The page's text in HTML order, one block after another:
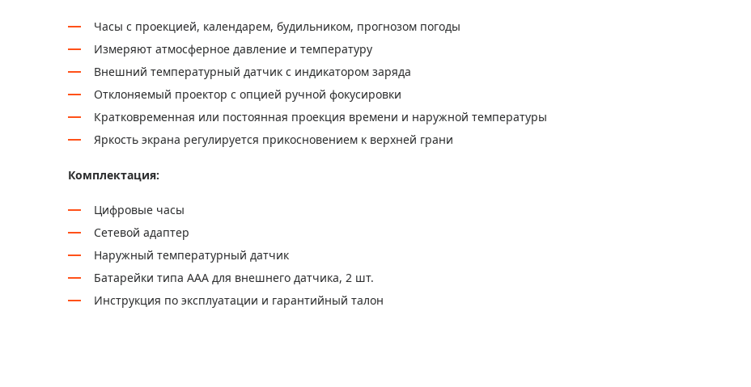
Часы с проекцией, календарем, будильником, прогнозом погоды
Измеряют атмосферное давление и температуру
Внешний температурный датчик с индикатором заряда
Отклоняемый проектор с опцией ручной фокусировки
Кратковременная или постоянная проекция времени и наружной температуры
Яркость экрана регулируется прикосновением к верхней грани
Комплектация:
Цифровые часы
Сетевой адаптер
Наружный температурный датчик
Батарейки типа ААА для внешнего датчика, 2 шт.
Инструкция по эксплуатации и гарантийный талон